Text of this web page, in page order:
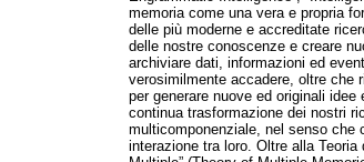
memoria come una vera e propria
delle più moderne e accreditate
delle nostre conoscenze e creare
archiviare dati, informazioni ed
verosimilmente accadere, oltre che
per generare nuove ed originali
continua trasformazione dei nostri
multicomponenziale, nel senso che
interazione tra loro. Oltre alla